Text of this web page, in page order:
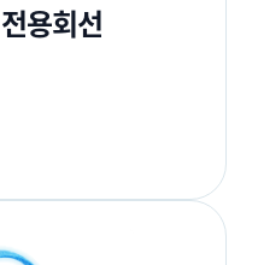
용회선